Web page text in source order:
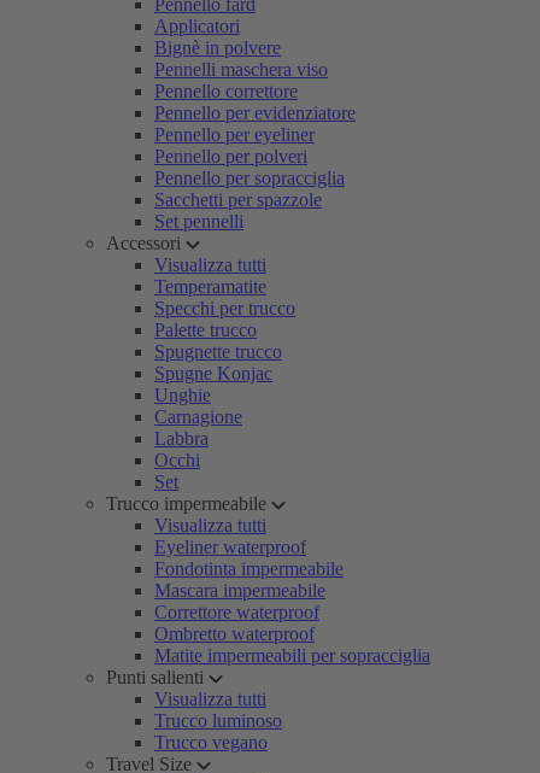
Pennello fard
Applicatori
Bignè in polvere
Pennelli maschera viso
Pennello correttore
Pennello per evidenziatore
Pennello per eyeliner
Pennello per polveri
Pennello per sopracciglia
Sacchetti per spazzole
Set pennelli
Accessori
Visualizza tutti
Temperamatite
Specchi per trucco
Palette trucco
Spugnette trucco
Spugne Konjac
Unghie
Carnagione
Labbra
Occhi
Set
Trucco impermeabile
Visualizza tutti
Eyeliner waterproof
Fondotinta impermeabile
Mascara impermeabile
Correttore waterproof
Ombretto waterproof
Matite impermeabili per sopracciglia
Punti salienti
Visualizza tutti
Trucco luminoso
Trucco vegano
Travel Size